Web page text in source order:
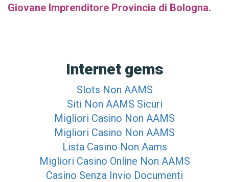
Giovane Imprenditore Provincia di Bologna.
Internet gems
Slots Non AAMS
Siti Non AAMS Sicuri
Migliori Casino Non AAMS
Migliori Casino Non AAMS
Lista Casino Non Aams
Migliori Casino Online Non AAMS
Casino Senza Invio Documenti